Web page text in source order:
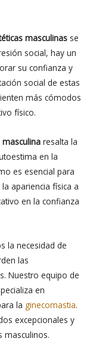
masculinas se
social, hay un
su confianza y
social de estas
más cómodos
físico.
masculina resalta la
en la
es esencial para
apariencia física a
en la confianza
la necesidad de
las
Nuestro equipo de
en
la ginecomastia.
excepcionales y
masculinos.